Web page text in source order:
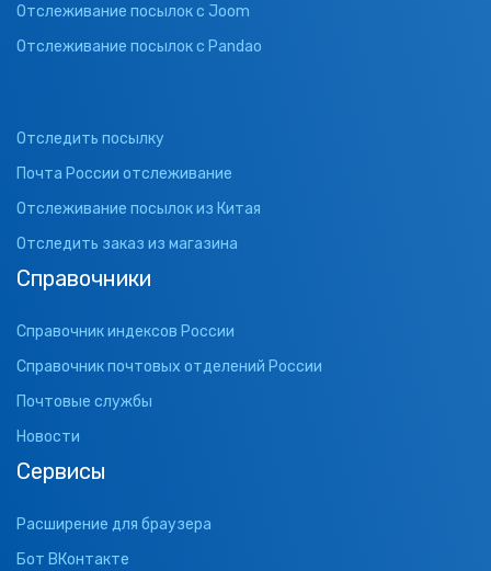
Отслеживание посылок с Joom
Отслеживание посылок с Pandao
Отследить посылку
Почта России отслеживание
Отслеживание посылок из Китая
Отследить заказ из магазина
Справочники
Справочник индексов России
Справочник почтовых отделений России
Почтовые службы
Новости
Сервисы
Расширение для браузера
Бот ВКонтакте